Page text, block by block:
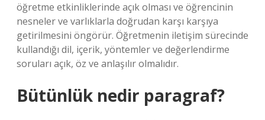
öğretme etkinliklerinde açık olması ve öğrencinin
nesneler ve varlıklarla doğrudan karşı karşıya
getirilmesini öngörür. Öğretmenin iletişim sürecinde
kullandığı dil, içerik, yöntemler ve değerlendirme
soruları açık, öz ve anlaşılır olmalıdır.
Bütünlük nedir paragraf?